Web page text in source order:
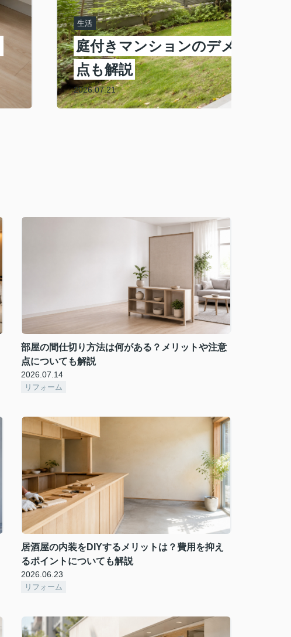
生活
庭付きマンションのデメリット
点も解説
2026.07.21
部屋の間仕切り方法は何がある？メリットや注意
点についても解説
2026.07.14
リフォーム
居酒屋の内装をDIYするメリットは？費用を抑え
るポイントについても解説
2026.06.23
リフォーム